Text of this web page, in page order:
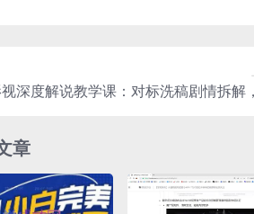
深度解说教学课：对标洗稿剧情拆解
章